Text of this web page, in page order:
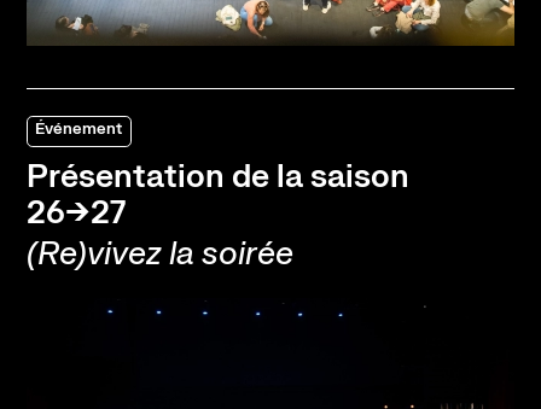
Événement
Présentation de la saison
26→27
(Re)vivez la soirée